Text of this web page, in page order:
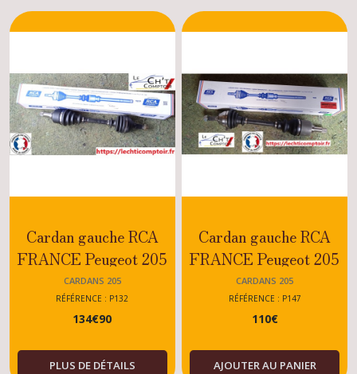
Cardan gauche RCA
FRANCE Peugeot 205
GTI 1.9
CARDANS 205
RÉFÉRENCE : P132
134€90
PLUS DE DÉTAILS
Cardan gauche RCA
FRANCE Peugeot 205
RALLYE-XS-GT-
MOTEUR TU
CARDANS 205
RÉFÉRENCE : P147
110€
AJOUTER AU PANIER